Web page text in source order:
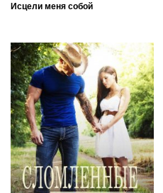
Исцели меня собой